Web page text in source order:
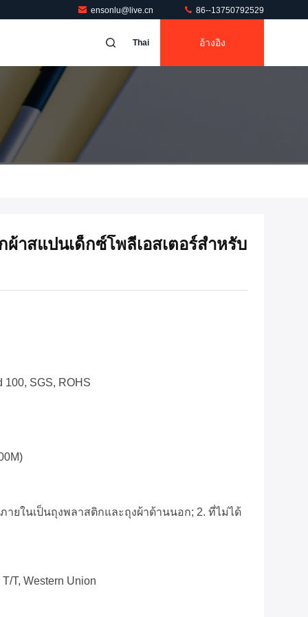
ensonlu@live.cn 86--13750792529
Thai อ้างอิง
าสแปนเด็กซ์โพลีเอสเตอร์สำหรับ
100, SGS, ROHS
ายในเป็นถุงพลาสติกและถุงผ้าด้านนอก; 2. ที่ไม่ได้
T, Western Union